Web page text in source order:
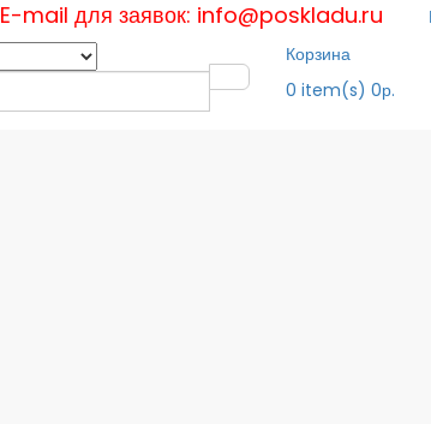
E-mail для заявок: info@poskladu.ru
Корзина
0 item(s) 0р.